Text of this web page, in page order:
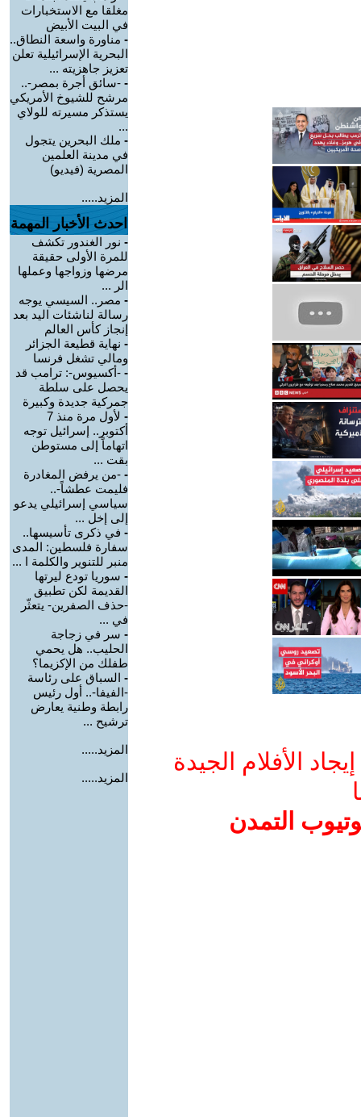
الأفلام الجيدة
التمدن
مغلقا مع الاستخبارات
في البيت الأبيض
- مناورة واسعة النطاق..
البحرية الإسرائيلية تعلن
تعزيز جاهزيته ...
- -سائق أجرة بمصر-..
مرشح للشيوخ الأمريكي
يستذكر مسيرته للولاي
...
- ملك البحرين يتجول
في مدينة العلمين
المصرية (فيديو)
المزيد.....
احدث الأخبار المهمة
- نور الغندور تكشف
للمرة الأولى حقيقة
مرضها وزواجها وعملها
الر ...
- مصر.. السيسي يوجه
رسالة لناشئات اليد بعد
إنجاز كأس العالم
- نهاية قطيعة الجزائر
ومالي تشغل فرنسا
- -أكسيوس-: ترامب قد
يحصل على سلطة
جمركية جديدة وكبيرة
-
لأول مرة منذ 7
أكتوبر.. إسرائيل توجه
اتهاماً إلى مستوطن
بقت ...
- -من يرفض المغادرة
فليمت عطشاً-..
سياسي إسرائيلي يدعو
إلى إخل ...
- في ذكرى تأسيسها..
سفارة فلسطين: المدى
منبر للتنوير والكلمة ا ...
- سوريا تودع ليرتها
القديمة لكن تطبيق
-حذف الصفرين- يتعثّر
في ...
- سر في زجاجة
الحليب.. هل يحمي
طفلك من الإكزيما؟
- السباق على رئاسة
-الفيفا-.. أول رئيس
رابطة وطنية يعارض
ترشيح ...
المزيد.....
المزيد.....